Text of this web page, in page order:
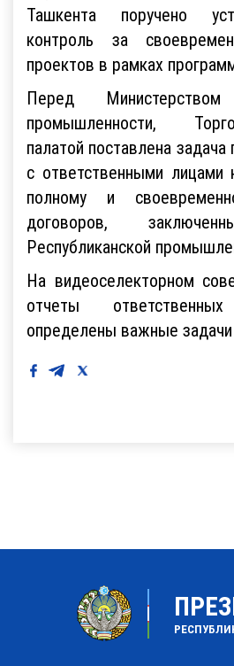
Ташкента поручено
контроль за
проектов в рамках
Перед
промышленности,
палатой поставлена задача
с ответственными
полному и
договоров,
Республиканской
На видеоселекторном
отчеты ответственных
определены важные задачи